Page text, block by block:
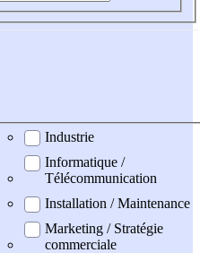
Industrie
Informatique /
Télécommunication
Installation / Maintenance
Marketing / Stratégie
commerciale